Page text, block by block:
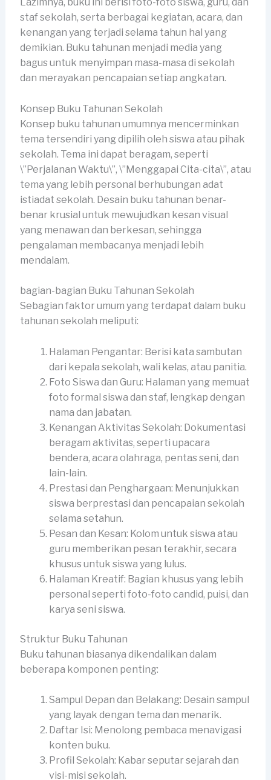
staf sekolah, serta berbagai kegiatan, acara, dan
kenangan yang terjadi selama tahun hal yang
demikian. Buku tahunan menjadi media yang
bagus untuk menyimpan masa-masa di sekolah
dan merayakan pencapaian setiap angkatan.
Konsep Buku Tahunan Sekolah
Konsep buku tahunan umumnya mencerminkan
tema tersendiri yang dipilih oleh siswa atau pihak
sekolah. Tema ini dapat beragam, seperti
\”Perjalanan Waktu\”, \”Menggapai Cita-cita\”, atau
tema yang lebih personal berhubungan adat
istiadat sekolah. Desain buku tahunan benar-
benar krusial untuk mewujudkan kesan visual
yang menawan dan berkesan, sehingga
pengalaman membacanya menjadi lebih
mendalam.
bagian-bagian Buku Tahunan Sekolah
Sebagian faktor umum yang terdapat dalam buku
tahunan sekolah meliputi:
Halaman Pengantar: Berisi kata sambutan
dari kepala sekolah, wali kelas, atau panitia.
Foto Siswa dan Guru: Halaman yang memuat
foto formal siswa dan staf, lengkap dengan
nama dan jabatan.
Kenangan Aktivitas Sekolah: Dokumentasi
beragam aktivitas, seperti upacara
bendera, acara olahraga, pentas seni, dan
lain-lain.
Prestasi dan Penghargaan: Menunjukkan
siswa berprestasi dan pencapaian sekolah
selama setahun.
Pesan dan Kesan: Kolom untuk siswa atau
guru memberikan pesan terakhir, secara
khusus untuk siswa yang lulus.
Halaman Kreatif: Bagian khusus yang lebih
personal seperti foto-foto candid, puisi, dan
karya seni siswa.
Struktur Buku Tahunan
Buku tahunan biasanya dikendalikan dalam
beberapa komponen penting:
Sampul Depan dan Belakang: Desain sampul
yang layak dengan tema dan menarik.
Daftar Isi: Menolong pembaca menavigasi
konten buku.
Profil Sekolah: Kabar seputar sejarah dan
visi-misi sekolah.